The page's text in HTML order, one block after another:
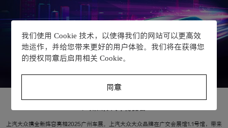
广州国际汽车博览会
上汽大众携全新阵容亮相2025广州车展。上汽大众大众品牌在广交会展馆1.1号馆，带来
我们使用 Cookie 技术，以使得我们的网站可以更高效
地运作，并给您带来更好的用户体验。我们将在获得您
的授权同意后启用相关 Cookie。
同意